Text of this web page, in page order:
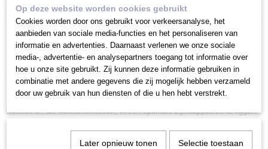
Home >Zijslaapkussen | Lichaamskussen | Zwangerschapskussen
Dubbel hoofdkussen - Zijslaapkussen
Bent u een liefhebber van een extra groot kussen? Een kussen waar
zowel uw hoofd als lichaam of zelfs benen ondersteund worden? Dan is
een dubbel hoofdkussen van maar liefst 150 cm lang echt iets voor u.
Natuurlijk ook voor romantische stellen die geen apart slaapkussen
wensen of, als lichaamskussen, in een optimale zijslaappositie te liggen.
Het dubbel hoofdkussen wordt ook aanbevolen tijdens en na de
zwangerschap. Uw ongeboren aanwinst is misschien al flink gegroeid en
Op deze website worden cookies gebruikt
Cookies worden door ons gebruikt voor verkeersanalyse, het
aanbieden van sociale media-functies en het personaliseren van
informatie en advertenties. Daarnaast verlenen we onze sociale
media-, advertentie- en analysepartners toegang tot informatie over
hoe u onze site gebruikt. Zij kunnen deze informatie gebruiken in
combinatie met andere gegevens die zij mogelijk hebben verzameld
door uw gebruik van hun diensten of die u hen hebt verstrekt.
Later opnieuw tonen Selectie toestaan